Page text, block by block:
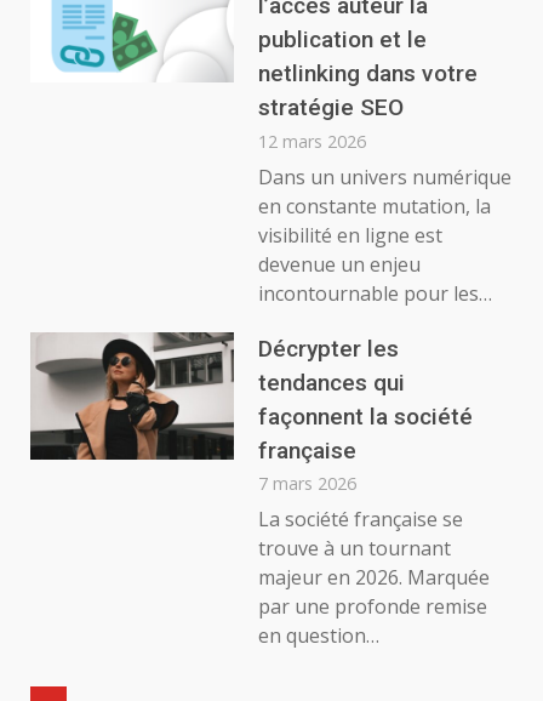
l’accès auteur la
publication et le
netlinking dans votre
stratégie SEO
12 mars 2026
Dans un univers numérique
en constante mutation, la
visibilité en ligne est
devenue un enjeu
incontournable pour les…
Décrypter les
tendances qui
façonnent la société
française
7 mars 2026
La société française se
trouve à un tournant
majeur en 2026. Marquée
par une profonde remise
en question…